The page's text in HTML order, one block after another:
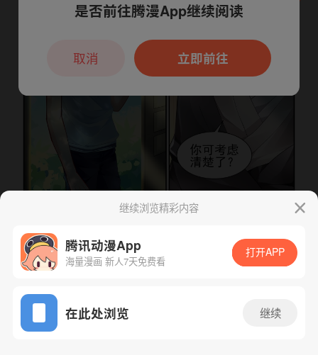
App免费看
下一话 腾漫App免费看
继续浏览精彩内容
腾讯动漫App
海量漫画 新人7天免费看
打开APP
在此处浏览 继续
本章节仅支持App阅读，可打开App新用
户7天免费看
是否前往腾漫App继续阅读
立即前往
取消